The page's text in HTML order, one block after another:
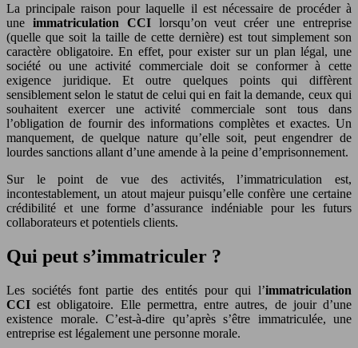
La principale raison pour laquelle il est nécessaire de procéder à
une immatriculation CCIlorsqu’on veut créer une entreprise
(quelle que soit la taille de cette dernière) est tout simplement son
caractère obligatoire. En effet, pour exister sur un plan légal, une
société ou une activité commerciale doit se conformer à cette
exigence juridique. Et outre quelques points qui diffèrent
sensiblement selon le statut de celui qui en fait la demande, ceux qui
souhaitent exercer une activité commerciale sont tous dans
l’obligation de fournir des informations complètes et exactes. Un
manquement, de quelque nature qu’elle soit, peut engendrer de
lourdes sanctions allant d’une amende à la peine d’emprisonnement.
Sur le point de vue des activités, l’immatriculation est,
incontestablement, un atout majeur puisqu’elle confère une certaine
crédibilité et une forme d’assurance indéniable pour les futurs
collaborateurs et potentiels clients.
Qui peut s’immatriculer ?
Les sociétés font partie des entités pour qui l’immatriculation
CCIest obligatoire. Elle permettra, entre autres, de jouir d’une
existence morale. C’est-à-dire qu’après s’être immatriculée, une
entreprise est légalement une personne morale.